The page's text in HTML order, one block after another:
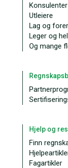
Konsulenter
Utleiere
Lag og
Leger og
Og mange
Hjelp og
Finn
Fagartikler